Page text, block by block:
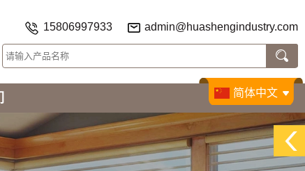
15806997933 admin@huashengindustry.com
简体中文